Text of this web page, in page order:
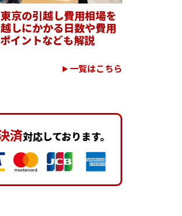
京の引越し費用相場を
しにかかる日数や費用
イントなども解説
一覧はこちら
済対応しております。